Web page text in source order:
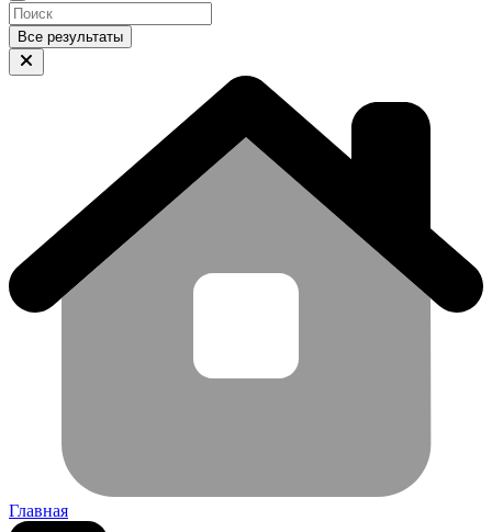
Все результаты
Главная